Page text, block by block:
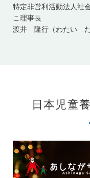
特定非営利活動法人社
こ理事長
渡井 隆行（わたい た
日本児童